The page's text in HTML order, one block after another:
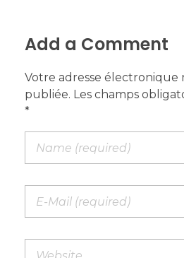
Add a Comment
Votre adresse électronique
publiée. Les champs
*